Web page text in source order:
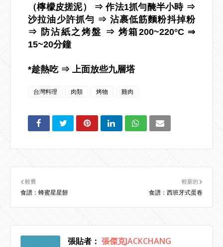
（檸檬皮搓泥） ⇒ 作法1抓勻醃半小時 ⇒
沙拉油少許抓勻 ⇒ 沾裹低筋麵粉抖掉粉
⇒ 防沾紙之烤盤 ⇒ 烤箱200~220°C ⇒
15~20分鐘
*趁熱吃 ⇒ 上面放些九層塔
台灣料理 肉類 烤物 雞肉
較新的
食譜：西班牙式蛋卷
較舊
食譜：蜂蜜星星餅
張貼者： 張傑克JACKCHANG